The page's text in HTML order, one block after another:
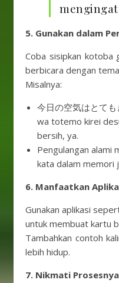
5. Gunakan dalam
Coba sisipkan kotoba
berbicara dengan
Misalnya:
今日の空気はとて
wa totemo kirei
bersih, ya.
Pengulangan alami
kata dalam memori
6. Manfaatkan
Gunakan aplikasi
untuk membuat kartu
Tambahkan contoh
lebih hidup.
7. Nikmati Prosesnya